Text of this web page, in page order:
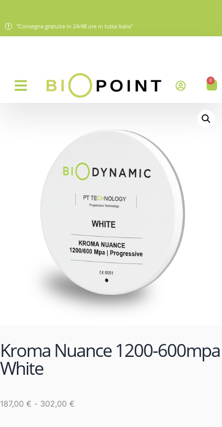
"Consegna gratuita in 24/48 ore in tutta Italia"
0
Kroma Nuance 1200-600mpa
White
187,00 € - 302,00 €